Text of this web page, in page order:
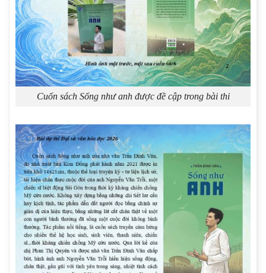
Cuốn sách Sống như anh được đề cập trong bài thi